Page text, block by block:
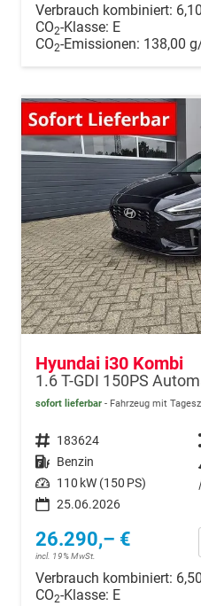
Verbrauch kombiniert:
CO2-Klasse: E
CO2-Emissionen: 138,00
Hyundai i30 Kombi
sofort lieferbar Fahrzeug mit
Fahrzeugnr. 183624
Kraftstoff Benzin
Leistung 110 kW (150 PS)
25.06.2026
26.290,– €
incl. 19% MwSt.
Verbrauch kombiniert:
CO2-Klasse: E